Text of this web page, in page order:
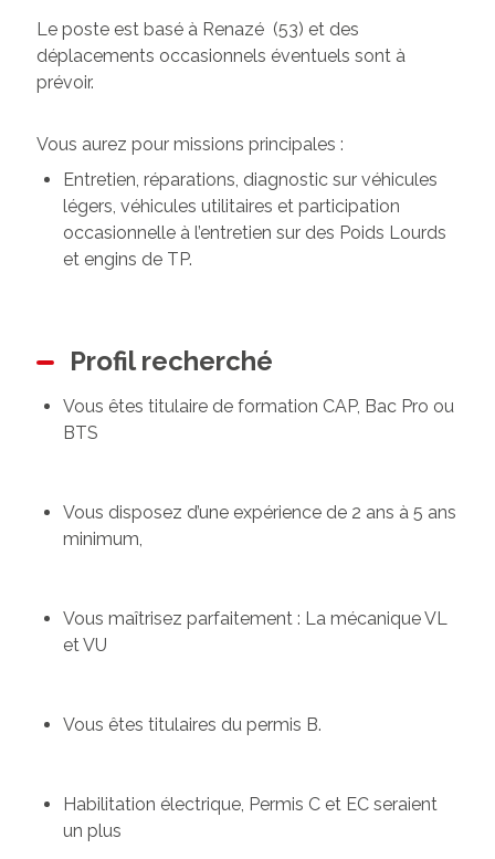
Le poste est basé à Renazé (53) et des
déplacements occasionnels éventuels sont à
prévoir.
Vous aurez pour missions principales :
Entretien, réparations, diagnostic sur véhicules
légers, véhicules utilitaires et participation
occasionnelle à l’entretien sur des Poids Lourds
et engins de TP.
Profil recherché
Vous êtes titulaire de formation CAP, Bac Pro ou
BTS
Vous disposez d’une expérience de 2 ans à 5 ans
minimum,
Vous maîtrisez parfaitement : La mécanique VL
et VU
Vous êtes titulaires du permis B.
Habilitation électrique, Permis C et EC seraient
un plus